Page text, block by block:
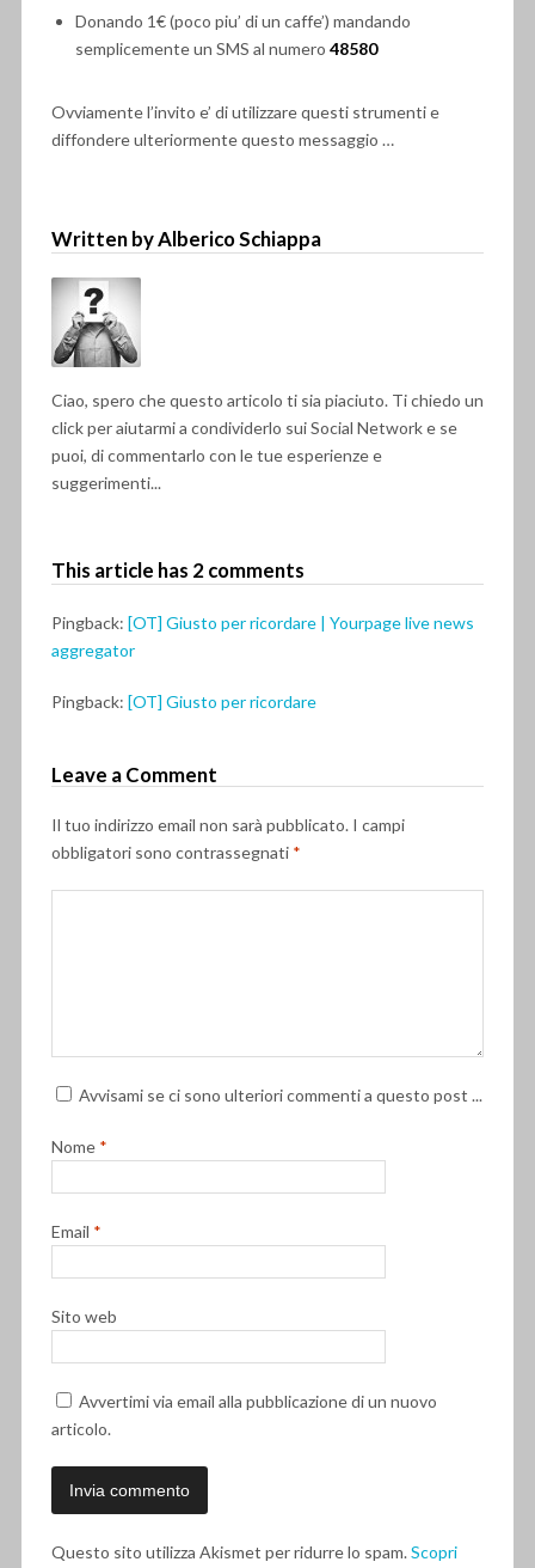
Donando 1€ (poco piu’ di un caffe’) mandando
semplicemente un SMS al numero 48580
Ovviamente l’invito e’ di utilizzare questi strumenti e
diffondere ulteriormente questo messaggio …
Written by Alberico Schiappa
Ciao, spero che questo articolo ti sia piaciuto. Ti chiedo un
click per aiutarmi a condividerlo sui Social Network e se
puoi, di commentarlo con le tue esperienze e
suggerimenti...
This article has 2 comments
Pingback: [OT] Giusto per ricordare | Yourpage live news
aggregator
Pingback: [OT] Giusto per ricordare
Leave a Comment
Il tuo indirizzo email non sarà pubblicato. I campi
obbligatori sono contrassegnati *
Avvisami se ci sono ulteriori commenti a questo post ...
Nome *
Email *
Sito web
Avvertimi via email alla pubblicazione di un nuovo
articolo.
Questo sito utilizza Akismet per ridurre lo spam.Scopri